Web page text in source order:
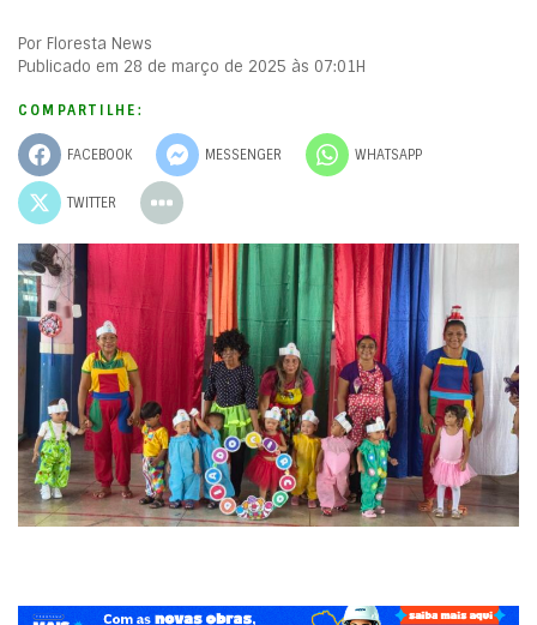
Por Floresta News
Publicado em 28 de março de 2025 às 07:01H
COMPARTILHE:
FACEBOOK MESSENGER WHATSAPP
TWITTER